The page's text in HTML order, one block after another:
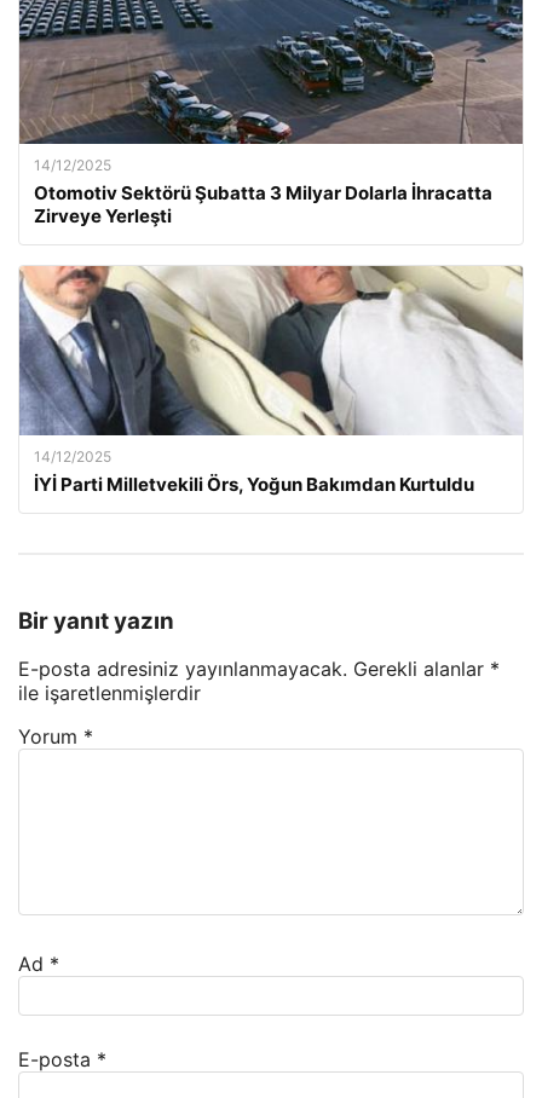
14/12/2025
Otomotiv Sektörü Şubatta 3 Milyar Dolarla İhracatta
Zirveye Yerleşti
14/12/2025
İYİ Parti Milletvekili Örs, Yoğun Bakımdan Kurtuldu
Bir yanıt yazın
E-posta adresiniz yayınlanmayacak. Gerekli alanlar *
ile işaretlenmişlerdir
Yorum *
Ad *
E-posta *